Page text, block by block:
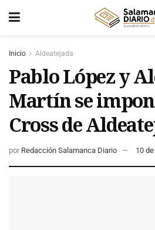
Inicio Aldeatejada
Pablo López y
Martín se
Cross de
por Redacción Salamanca Diario 10